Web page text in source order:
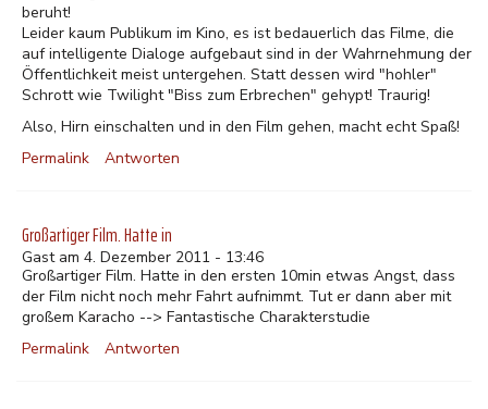
beruht!
Leider kaum Publikum im Kino, es ist bedauerlich das Filme, die
auf intelligente Dialoge aufgebaut sind in der Wahrnehmung der
Öffentlichkeit meist untergehen. Statt dessen wird "hohler"
Schrott wie Twilight "Biss zum Erbrechen" gehypt! Traurig!
Also, Hirn einschalten und in den Film gehen, macht echt Spaß!
Permalink
Antworten
Großartiger Film. Hatte in
Gast am 4. Dezember 2011 - 13:46
Großartiger Film. Hatte in den ersten 10min etwas Angst, dass
der Film nicht noch mehr Fahrt aufnimmt. Tut er dann aber mit
großem Karacho --> Fantastische Charakterstudie
Permalink
Antworten